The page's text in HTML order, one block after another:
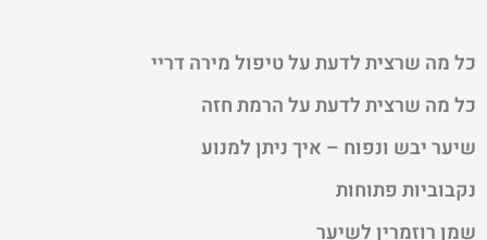
כל מה שרצית לדעת על טיפול מירה דריי
כל מה שרצית לדעת על הרמת חזה
שיער יבש ונפוח – איך ניתן למנוע
נקבוביות פתוחות
שמן רוזמרין לשיער